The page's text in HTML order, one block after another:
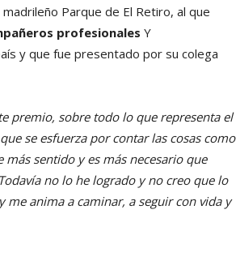
Parque de El Retiro, al que
profesionales Y
y que fue presentado por su colega
premio, sobre todo lo que representa el
se esfuerza por contar las cosas como
sentido y es más necesario que
no lo he logrado y no creo que lo
anima a caminar, a seguir con vida y